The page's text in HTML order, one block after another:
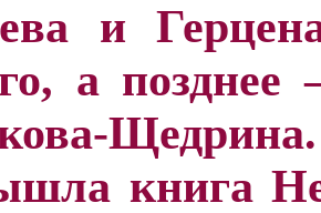
и
а
книга